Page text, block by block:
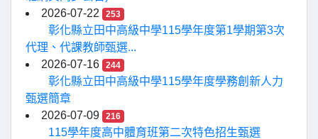
2026-07-22
253
彰化縣立田中高級中學115學年度第1學期第3次
代理、代課教師甄選...
2026-07-16
244
彰化縣立田中高級中學115學年度學務創新人力
甄選簡章
2026-07-09
216
115學年度高中體育班第二次特色招生甄選